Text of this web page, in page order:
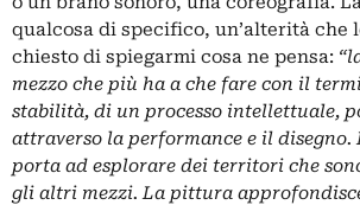
qualcosa di specifico, un’alterità che
chiesto di spiegarmi cosa ne pensa:
mezzo che più ha a che fare con il
stabilità, di un processo intellettuale,
attraverso la performance e il
porta ad esplorare dei territori che
gli altri mezzi. La pittura